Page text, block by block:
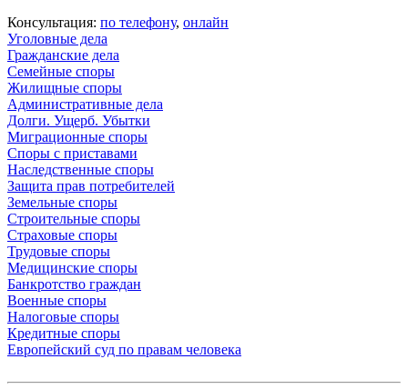
Консультация: по телефону, онлайн
Уголовные дела
Гражданские дела
Семейные споры
Жилищные споры
Административные дела
Долги. Ущерб. Убытки
Миграционные споры
Споры с приставами
Наследственные споры
Защита прав потребителей
Земельные споры
Строительные споры
Страховые споры
Трудовые споры
Медицинские споры
Банкротство граждан
Военные споры
Налоговые споры
Кредитные споры
Европейский суд по правам человека